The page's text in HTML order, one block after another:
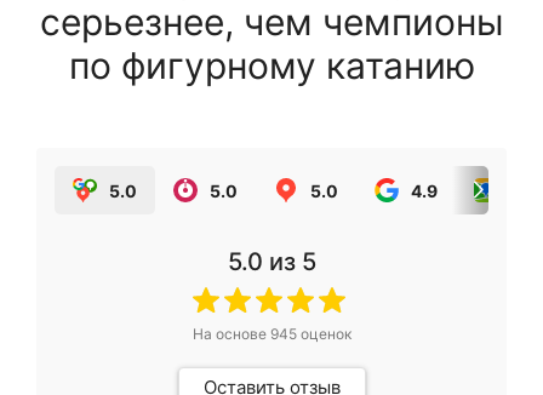
серьезнее, чем чемпионы
по фигурному катанию
5.0 5.0 5.0 4.9
5.0 из 5
На основе 945оценок
Оставить отзыв